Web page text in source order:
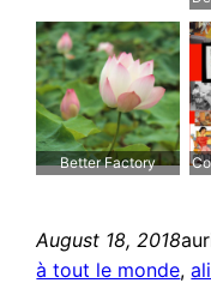
Better Factory
August 18, 2018
à tout le monde,